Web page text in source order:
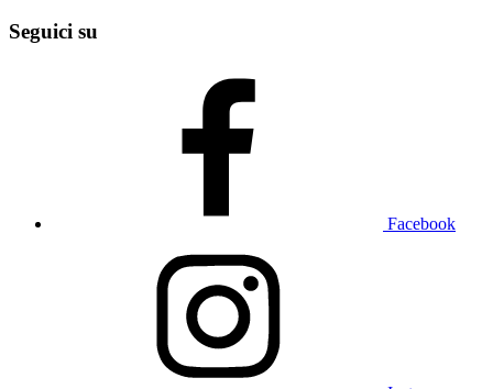
Seguici su
Facebook